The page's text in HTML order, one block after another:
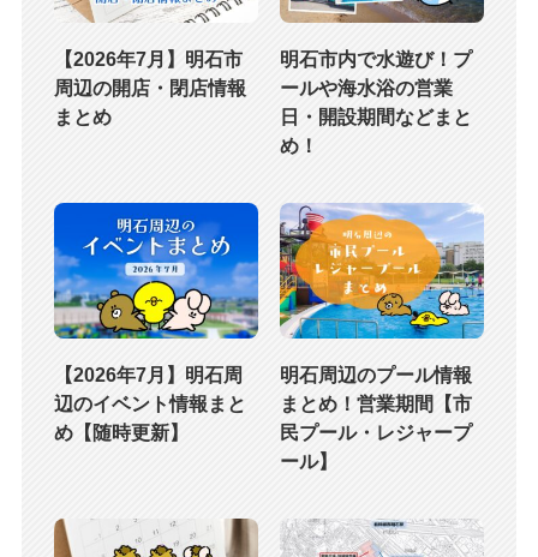
【2026年7月】明石市
周辺の開店・閉店情報
まとめ
明石市内で水遊び！プ
ールや海水浴の営業
日・開設期間などまと
め！
【2026年7月】明石周
辺のイベント情報まと
め【随時更新】
明石周辺のプール情報
まとめ！営業期間【市
民プール・レジャープ
ール】